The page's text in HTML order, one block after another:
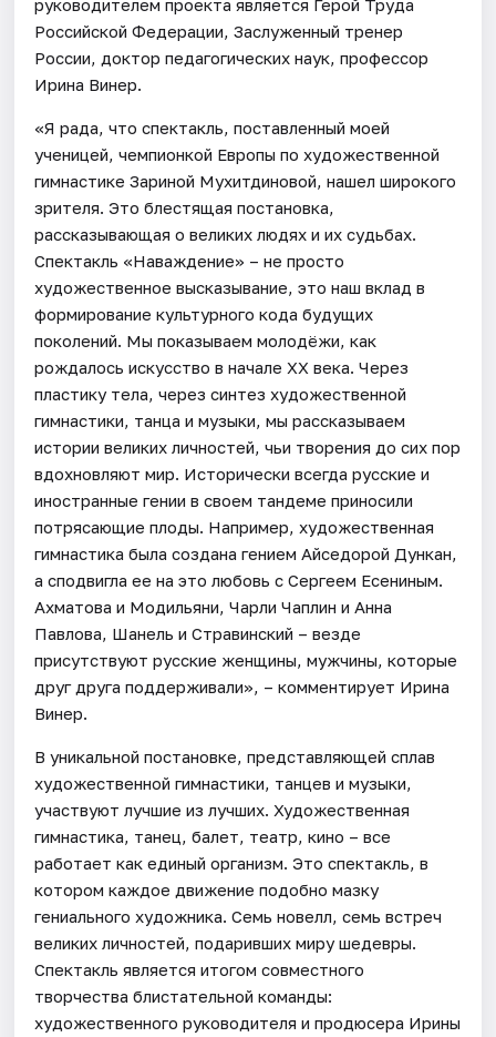
руководителем проекта является Герой Труда
Российской Федерации, Заслуженный тренер
России, доктор педагогических наук, профессор
Ирина Винер.
«Я рада, что спектакль, поставленный моей
ученицей, чемпионкой Европы по художественной
гимнастике Зариной Мухитдиновой, нашел широкого
зрителя. Это блестящая постановка,
рассказывающая о великих людях и их судьбах.
Спектакль «Наваждение» – не просто
художественное высказывание, это наш вклад в
формирование культурного кода будущих
поколений. Мы показываем молодёжи, как
рождалось искусство в начале XX века. Через
пластику тела, через синтез художественной
гимнастики, танца и музыки, мы рассказываем
истории великих личностей, чьи творения до сих пор
вдохновляют мир. Исторически всегда русские и
иностранные гении в своем тандеме приносили
потрясающие плоды. Например, художественная
гимнастика была создана гением Айседорой Дункан,
а сподвигла ее на это любовь с Сергеем Есениным.
Ахматова и Модильяни, Чарли Чаплин и Анна
Павлова, Шанель и Стравинский – везде
присутствуют русские женщины, мужчины, которые
друг друга поддерживали», – комментирует Ирина
Винер.
В уникальной постановке, представляющей сплав
художественной гимнастики, танцев и музыки,
участвуют лучшие из лучших. Художественная
гимнастика, танец, балет, театр, кино – все
работает как единый организм. Это спектакль, в
котором каждое движение подобно мазку
гениального художника. Семь новелл, семь встреч
великих личностей, подаривших миру шедевры.
Спектакль является итогом совместного
творчества блистательной команды:
художественного руководителя и продюсера Ирины